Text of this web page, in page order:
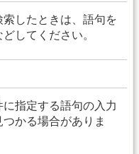
したときは、語句を
してください。
指定する語句の入力
かる場合がありま